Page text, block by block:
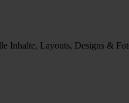
Layouts, Designs &